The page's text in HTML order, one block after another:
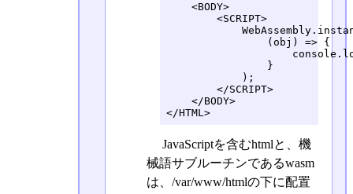
    <BODY>
        <SCRIPT>
                (obj) => {
                }
            );
        </SCRIPT>
    </BODY>
</HTML>
JavaScriptを含むhtmlと、機
械語サブルーチンであるwasm
は、/var/www/htmlの下に配置